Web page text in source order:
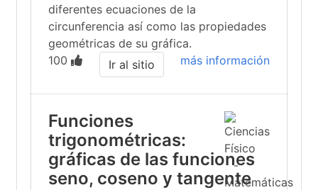
diferentes ecuaciones de la
circunferencia así como las propiedades
geométricas de su gráfica.
100
más información
Ir al sitio
Funciones
trigonométricas:
gráficas de las funciones
seno, coseno y tangente